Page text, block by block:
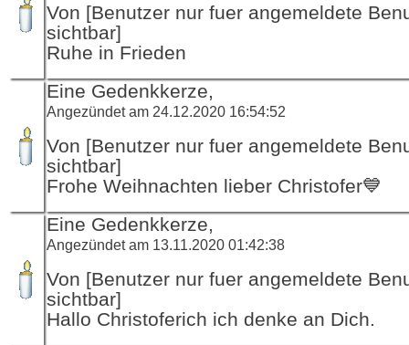
Von [Benutzer nur fuer angemeldete
sichtbar]
Ruhe in Frieden
Eine Gedenkkerze,
Angezündet am 24.12.2020 16:54:52
Von [Benutzer nur fuer angemeldete
sichtbar]
Frohe Weihnachten lieber Christofer💙
Eine Gedenkkerze,
Angezündet am 13.11.2020 01:42:38
Von [Benutzer nur fuer angemeldete
sichtbar]
Hallo Christoferich ich denke an Dich.